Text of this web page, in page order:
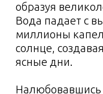
9 день: выезд